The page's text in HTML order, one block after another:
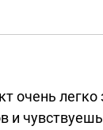
очень
и